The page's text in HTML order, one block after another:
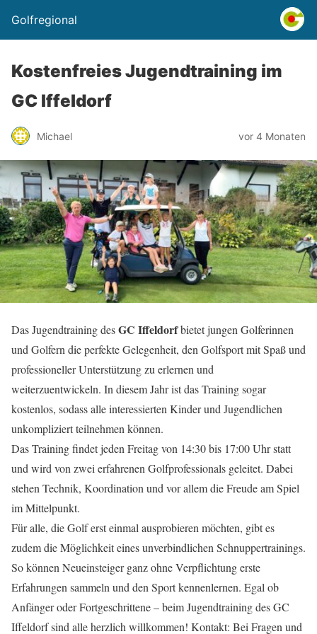
Golfregional
Kostenfreies Jugendtraining im
GC Iffeldorf
Michael vor 4 Monaten
Das Jugendtraining desGC Iffeldorfbietet jungen Golferinnen
und Golfern die perfekte Gelegenheit, den Golfsport mit Spaß und
professioneller Unterstützung zu erlernen und
weiterzuentwickeln. In diesem Jahr ist das Training sogar
kostenlos, sodass alle interessierten Kinder und Jugendlichen
unkompliziert teilnehmen können.
Das Training findet jeden Freitag von 14:30 bis 17:00 Uhr statt
und wird von zwei erfahrenen Golfprofessionals geleitet. Dabei
stehen Technik, Koordination und vor allem die Freude am Spiel
im Mittelpunkt.
Für alle, die Golf erst einmal ausprobieren möchten, gibt es
zudem die Möglichkeit eines unverbindlichen Schnuppertrainings.
So können Neueinsteiger ganz ohne Verpflichtung erste
Erfahrungen sammeln und den Sport kennenlernen. Egal ob
Anfänger oder Fortgeschrittene – beim Jugendtraining des GC
Iffeldorf sind alle herzlich willkommen! Kontakt: Bei Fragen und